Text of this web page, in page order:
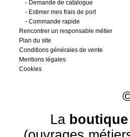
- Demande de catalogue
- Estimer mes frais de port
- Commande rapide
Rencontrer un responsable métier
Plan du site
Conditions générales de vente
Mentions légales
Cookies
La